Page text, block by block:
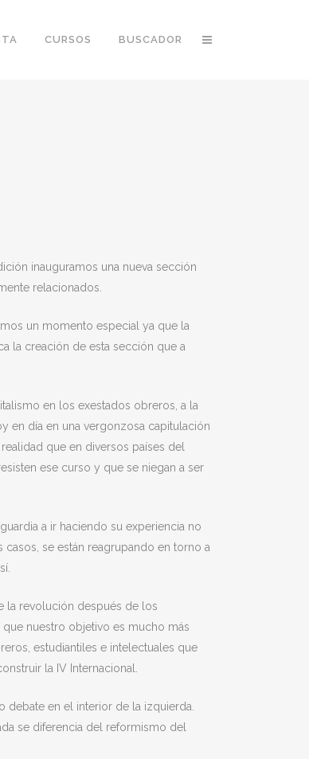
CURSOS BUSCADOR
inauguramos una nueva sección
relacionados.
un momento especial ya que la
la creación de esta sección que a
en los exestados obreros, a la
en día en una vergonzosa capitulación
que en diversos países del
ese curso y que se niegan a ser
a ir haciendo su experiencia no
se están reagrupando en torno a
la revolución después de los
nuestro objetivo es mucho más
estudiantiles e intelectuales que
la IV Internacional.
debate en el interior de la izquierda.
se diferencia del reformismo del